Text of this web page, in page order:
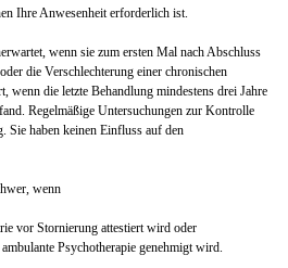
Ihre Anwesenheit erforderlich ist.
wenn sie zum ersten Mal nach Abschluss
die Verschlechterung einer chronischen
wenn die letzte Behandlung mindestens drei Jahre
Regelmäßige Untersuchungen zur Kontrolle
Sie haben keinen Einfluss auf den
wenn
vor Stornierung attestiert wird oder
Psychotherapie genehmigt wird.